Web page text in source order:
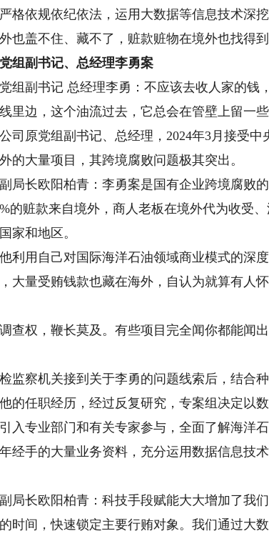
格依规依纪依法，运用大数据等信息技术深
也盖不住、藏不了，赃款赃物在境外也找得到
副书记、总经理李勇案
副书记 总经理李勇：不应该去收人家的钱
里边，这个油流过去，它总会在管壁上留一些
原党组副书记、总经理，2024年3月接受中
的大量项目，其跨境腐败问题极其突出。
长欧阳柏青：李勇案是国有企业跨境腐败
的赃款来自境外，商人老板在境外代为收受、
家和地区。
用自己对国际海洋石油领域商业模式的深
大量受贿钱款也藏在海外，自认为就算有人
权，鞭长莫及。有些项目完全闻你都能闻
察机关接到关于李勇的问题线索后，结合
的任职经历，经过反复研究，专案组决定以
入专业部门和有关专家参与，全面了解海洋
经手的大量业务资料，充分运用数据信息技
长欧阳柏青：科技手段赋能大大增加了我
时间，快速锁定主要行贿对象。我们通过大